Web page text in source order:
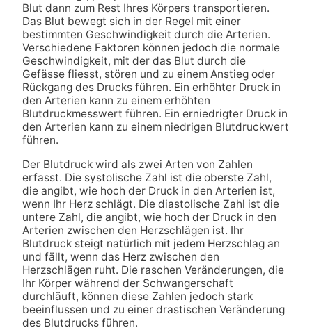
Blut dann zum Rest Ihres Körpers transportieren.
Das Blut bewegt sich in der Regel mit einer
bestimmten Geschwindigkeit durch die Arterien.
Verschiedene Faktoren können jedoch die normale
Geschwindigkeit, mit der das Blut durch die
Gefässe fliesst, stören und zu einem Anstieg oder
Rückgang des Drucks führen. Ein erhöhter Druck in
den Arterien kann zu einem erhöhten
Blutdruckmesswert führen. Ein erniedrigter Druck in
den Arterien kann zu einem niedrigen Blutdruckwert
führen.
Der Blutdruck wird als zwei Arten von Zahlen
erfasst. Die systolische Zahl ist die oberste Zahl,
die angibt, wie hoch der Druck in den Arterien ist,
wenn Ihr Herz schlägt. Die diastolische Zahl ist die
untere Zahl, die angibt, wie hoch der Druck in den
Arterien zwischen den Herzschlägen ist. Ihr
Blutdruck steigt natürlich mit jedem Herzschlag an
und fällt, wenn das Herz zwischen den
Herzschlägen ruht. Die raschen Veränderungen, die
Ihr Körper während der Schwangerschaft
durchläuft, können diese Zahlen jedoch stark
beeinflussen und zu einer drastischen Veränderung
des Blutdrucks führen.